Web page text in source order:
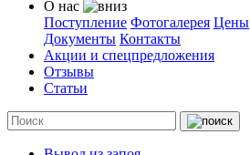
О нас
Поступление Фотогалерея Цены
Документы Контакты
Акции и спецпредложения
Отзывы
Статьи